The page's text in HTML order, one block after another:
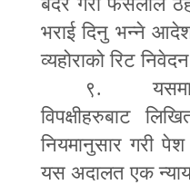
भराई दिनु भन्ने
व्यहोराको रिट
९. यसमा
विपक्षीहरुबाट
नियमानुसार गरी
यस अदालत एक